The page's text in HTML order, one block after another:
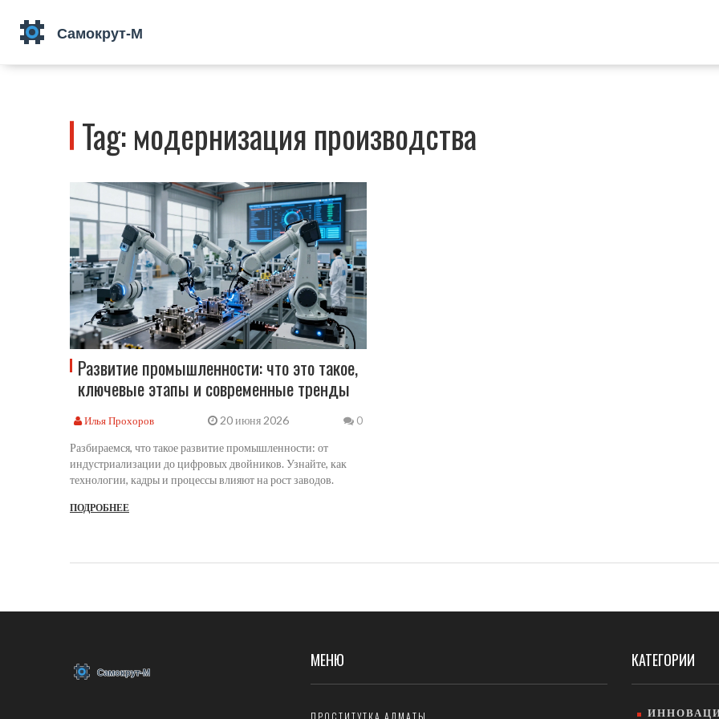
Tag: модернизация производства
Развитие промышленности: что это такое,
ключевые этапы и современные тренды
Илья Прохоров 20 июня 2026 0
Разбираемся, что такое развитие промышленности: от
индустриализации до цифровых двойников. Узнайте, как
технологии, кадры и процессы влияют на рост заводов.
ПОДРОБНЕЕ
МЕНЮ КАТЕГОРИИ